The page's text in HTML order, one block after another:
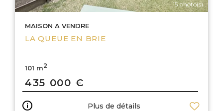
15 photo(s)
MAISON A VENDRE
LA QUEUE EN BRIE
101 m2
435 000 €
Plus de détails